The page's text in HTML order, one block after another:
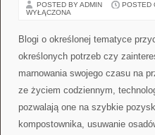
POSTED BY ADMIN POSTED
WYŁĄCZONA
Blogi o określonej tematyce
określonych potrzeb czy
marnowania swojego czasu na
ze życiem codziennym,
pozwalają one na szybkie
kompostownika, usuwanie